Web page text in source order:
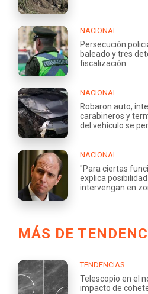
NACIONAL
Persecución
baleado y tres
fiscalización
NACIONAL
Robaron auto,
carabineros y
del vehículo se
NACIONAL
"Para ciertas
explica
intervengan en
MÁS DE
TENDENCIAS
Telescopio en el
impacto de